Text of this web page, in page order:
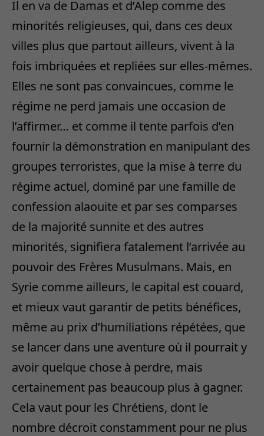
Il en va de Damas et d’Alep comme des
minorités religieuses, qui, dans ces deux
villes plus que partout ailleurs, vivent à la
fois imbriquées et repliées sur elles-mêmes.
Elles ne sont pas convaincues, comme le
régime ne perd jamais une occasion de
l’affirmer… et comme il tente parfois d’en
fournir la démonstration en manipulant des
groupes terroristes, que la mise à terre du
régime actuel, dominé par une famille de
confession alaouite et par ses comparses
de la majorité sunnite et des autres
minorités, signifiera fatalement l’arrivée au
pouvoir des Frères Musulmans. Mais, en
Syrie comme ailleurs, le capital est couard,
et mieux vaut garantir de petits bénéfices,
même au prix d’humiliations répétées, que
se lancer dans une aventure où il pourrait y
avoir quelque chose à perdre, mais
certainement pas beaucoup plus à gagner.
Cela vaut pour les Chrétiens, dont le
nombre décroit constamment pour ne plus